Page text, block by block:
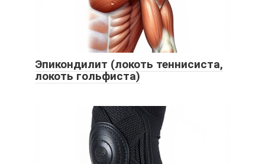
Эпикондилит (локоть теннисиста,
локоть гольфиста)